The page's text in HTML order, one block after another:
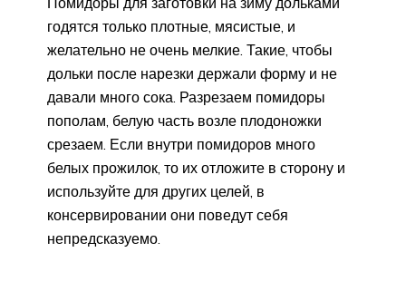
годятся только плотные, мясистые, и
желательно не очень мелкие. Такие, чтобы
дольки после нарезки держали форму и не
давали много сока. Разрезаем помидоры
пополам, белую часть возле плодоножки
срезаем. Если внутри помидоров много
белых прожилок, то их отложите в сторону и
используйте для других целей, в
консервировании они поведут себя
непредсказуемо.